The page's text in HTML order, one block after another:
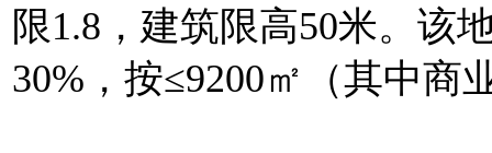
限1.8，建筑限高50米。该
30%，按≤9200㎡（其中商